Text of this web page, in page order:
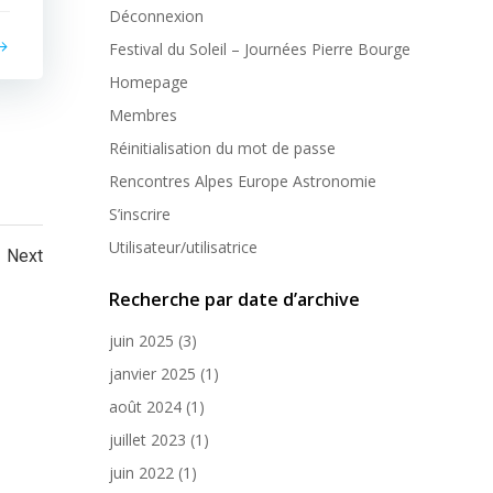
Posts
navigation
Next
Déconnexion
Festival du Soleil – Journées Pierre Bourge
Homepage
Membres
Réinitialisation du mot de passe
Rencontres Alpes Europe Astronomie
S’inscrire
Utilisateur/utilisatrice
Recherche par date d’archive
juin 2025 (3)
janvier 2025 (1)
août 2024 (1)
juillet 2023 (1)
juin 2022 (1)